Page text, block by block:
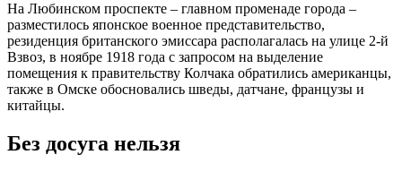
На Любинском проспекте – главном променаде города –
разместилось японское военное представительство,
резиденция британского эмиссара располагалась на улице 2-й
Взвоз, в ноябре 1918 года с запросом на выделение
помещения к правительству Колчака обратились американцы,
также в Омске обосновались шведы, датчане, французы и
китайцы.
Без досуга нельзя